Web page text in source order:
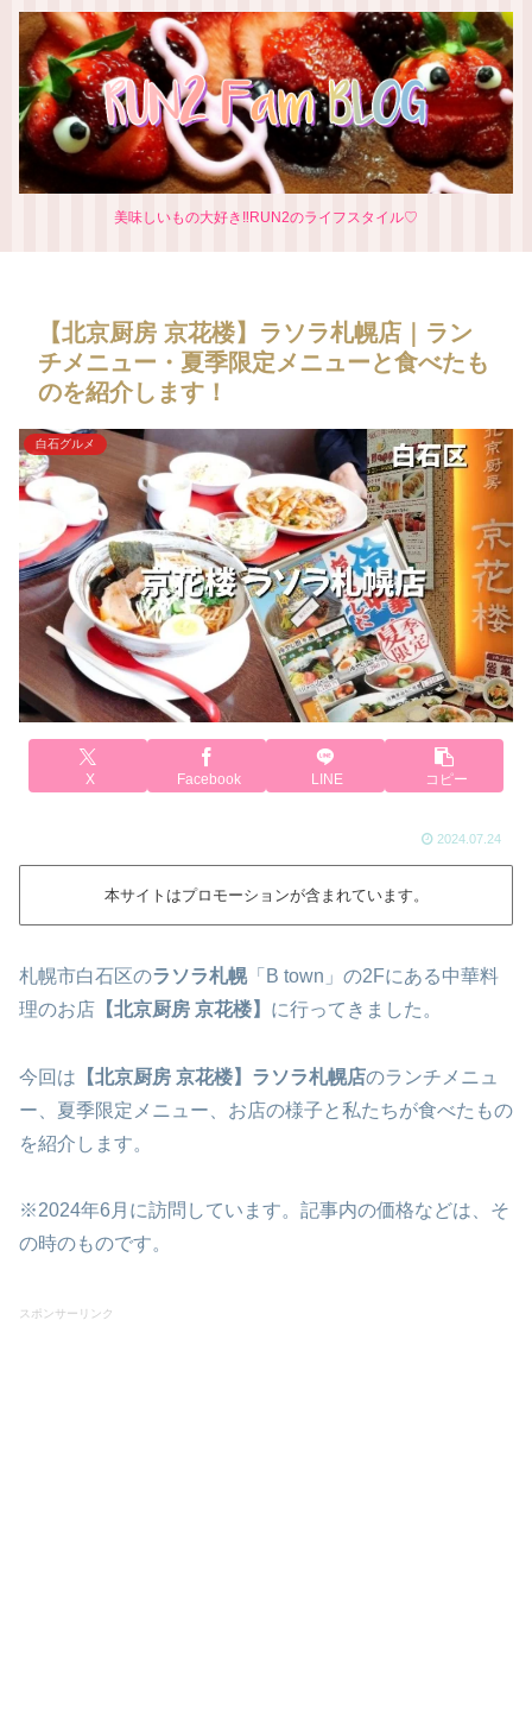
美味しいもの大好き‼RUN2のライフスタイル♡
【北京厨房 京花楼】ラソラ札幌店｜ラン
チメニュー・夏季限定メニューと食べたも
のを紹介します！
白石グルメ
X Facebook LINE コピー
2024.07.24
本サイトはプロモーションが含まれています。
札幌市白石区のラソラ札幌「B town」の2Fにある中華料
理のお店 【北京厨房 京花楼】 に行ってきました。
今回は 【北京厨房 京花楼】ラソラ札幌店のランチメニュ
ー、夏季限定メニュー、お店の様子と私たちが食べたもの
を紹介します。
※2024年6月に訪問しています。記事内の価格などは、そ
の時のものです。
スポンサーリンク